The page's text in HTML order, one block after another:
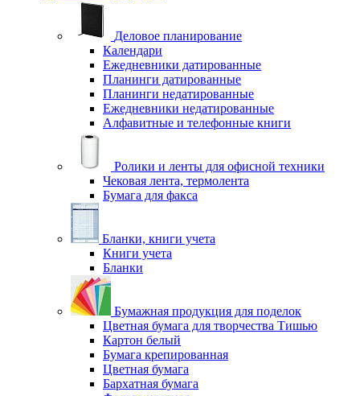
Деловое планирование
Календари
Ежедневники датированные
Планинги датированные
Планинги недатированные
Ежедневники недатированные
Алфавитные и телефонные книги
Ролики и ленты для офисной техники
Чековая лента, термолента
Бумага для факса
Бланки, книги учета
Книги учета
Бланки
Бумажная продукция для поделок
Цветная бумага для творчества Тишью
Картон белый
Бумага крепированная
Цветная бумага
Бархатная бумага